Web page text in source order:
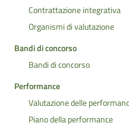
Contrattazione integrativa
Organismi di valutazione
Bandi di concorso
Bandi di concorso
Performance
Valutazione delle
Piano della performance